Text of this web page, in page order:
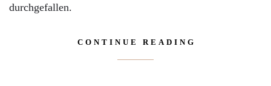
durchgefallen.
CONTINUE READING